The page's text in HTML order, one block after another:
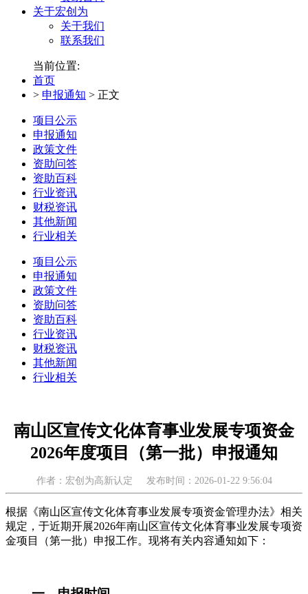
关于宏创为
关于我们
联系我们
当前位置:
首页
> 申报通知 > 正文
项目公示
申报通知
政策文件
资助问答
资助百科
行业资讯
财税资讯
其他新闻
行业相关
项目公示
申报通知
政策文件
资助问答
资助百科
行业资讯
财税资讯
其他新闻
行业相关
南山区宣传文化体育事业发展专项资金
2026年度项目（第一批）申报通知
作者：宏创为高新认定 发布时间：2026-01-22 9:56:04
根据《南山区宣传文化体育事业发展专项资金管理办法》相关
规定，于近期开展2026年南山区宣传文化体育事业发展专项资
金项目（第一批）申报工作。现将有关内容通知如下：